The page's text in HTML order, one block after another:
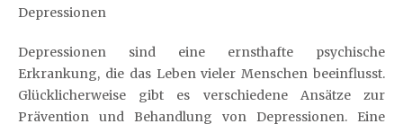
Depressionen
Depressionen sind eine ernsthafte psychische
Erkrankung, die das Leben vieler Menschen beeinflusst.
Glücklicherweise gibt es verschiedene Ansätze zur
Prävention und Behandlung von Depressionen. Eine